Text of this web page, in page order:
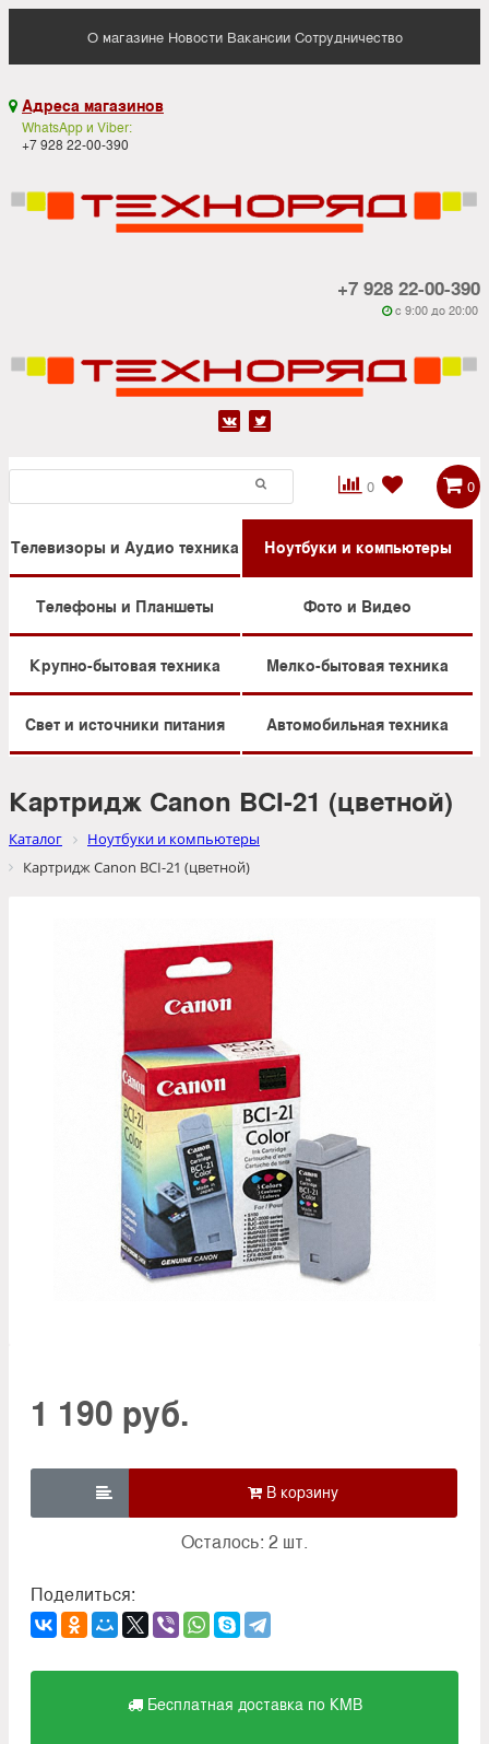
О магазине Новости Вакансии Сотрудничество
 Адреса магазинов
WhatsApp и Viber:
+7 928 22-00-390
+7 928 22-00-390
 c 9:00 до 20:00
 
0

 0
Телевизоры и Аудио техника Ноутбуки и компьютеры
Телефоны и Планшеты Фото и Видео
Крупно-бытовая техника Мелко-бытовая техника
Свет и источники питания Автомобильная техника
Картридж Canon BCI-21 (цветной)
Каталог
Ноутбуки и компьютеры
Картридж Canon BCI-21 (цветной)
1 190 руб.

Осталось: 2 шт.
Поделиться:
Бесплатная доставка по КМВ